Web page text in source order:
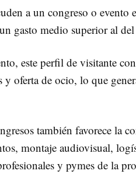
a un congreso o evento
gasto medio superior al
este perfil de visitante
y oferta de ocio, lo que
también favorece la
montaje audiovisual,
y pymes de la